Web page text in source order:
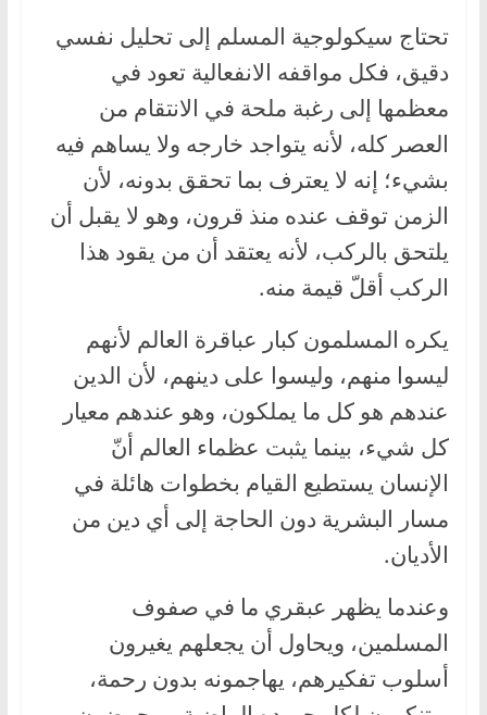
تحتاج سيكولوجية المسلم إلى تحليل نفسي
دقيق، فكل مواقفه الانفعالية تعود في
معظمها إلى رغبة ملحة في الانتقام من
العصر كله، لأنه يتواجد خارجه ولا يساهم فيه
بشيء؛ إنه لا يعترف بما تحقق بدونه، لأن
الزمن توقف عنده منذ قرون، وهو لا يقبل أن
يلتحق بالركب، لأنه يعتقد أن من يقود هذا
الركب أقلّ قيمة منه.
يكره المسلمون كبار عباقرة العالم لأنهم
ليسوا منهم، وليسوا على دينهم، لأن الدين
عندهم هو كل ما يملكون، وهو عندهم معيار
كل شيء، بينما يثبت عظماء العالم أنّ
الإنسان يستطيع القيام بخطوات هائلة في
مسار البشرية دون الحاجة إلى أي دين من
الأديان.
وعندما يظهر عبقري ما في صفوف
المسلمين، ويحاول أن يجعلهم يغيرون
أسلوب تفكيرهم، يهاجمونه بدون رحمة،